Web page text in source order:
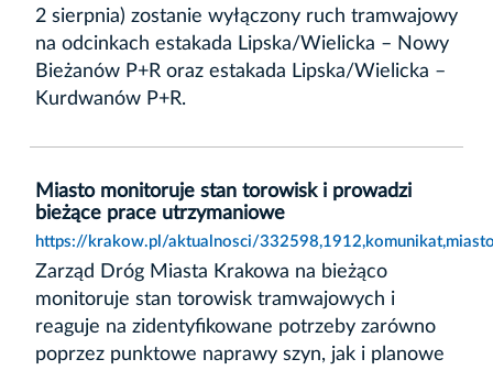
2 sierpnia) zostanie wyłączony ruch tramwajowy
na odcinkach estakada Lipska/Wielicka – Nowy
Bieżanów P+R oraz estakada Lipska/Wielicka –
Kurdwanów P+R.
Miasto monitoruje stan torowisk i prowadzi
bieżące prace utrzymaniowe
https://krakow.pl/aktualnosci/
Zarząd Dróg Miasta Krakowa na bieżąco
monitoruje stan torowisk tramwajowych i
reaguje na zidentyfikowane potrzeby zarówno
poprzez punktowe naprawy szyn, jak i planowe